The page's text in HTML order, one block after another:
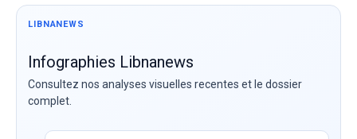
LIBNANEWS
Infographies Libnanews
Consultez nos analyses visuelles recentes et le dossier
complet.